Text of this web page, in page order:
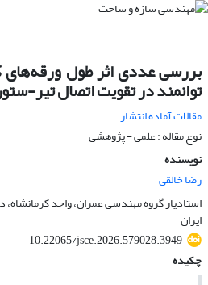
بررسی عددی اثر طول ورقه‌های
توانمند در تقویت اتصال تیر-
مقالات آماده انتشار
نوع مقاله : علمی - پژوهشی
نویسنده
رضا خالقی
استادیار گروه مهندسی عمران، واحد کرمانشاه،
ایران
10.22065/jsce.2026.579028.3949
چکیده